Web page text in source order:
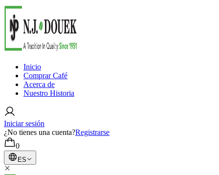
Inicio
Comprar Café
Acerca de
Nuestro Historia
Iniciar sesión
¿No tienes una cuenta?Registrarse
0
ES